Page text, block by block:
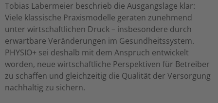
Tobias Labermeier beschrieb die Ausgangslage klar:
Viele klassische Praxismodelle geraten zunehmend
unter wirtschaftlichen Druck – insbesondere durch
erwartbare Veränderungen im Gesundheitssystem.
PHYSIO+ sei deshalb mit dem Anspruch entwickelt
worden, neue wirtschaftliche Perspektiven für Betreiber
zu schaffen und gleichzeitig die Qualität der Versorgung
nachhaltig zu sichern.